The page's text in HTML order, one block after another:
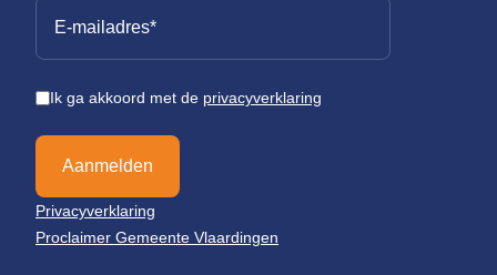
Ik ga akkoord met de privacyverklaring
Aanmelden
Privacyverklaring
Proclaimer Gemeente Vlaardingen